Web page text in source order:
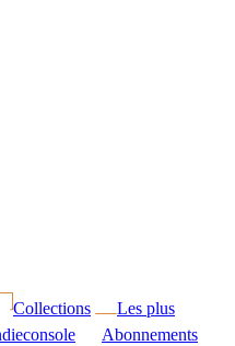
Collections
Les plus
Abonnements